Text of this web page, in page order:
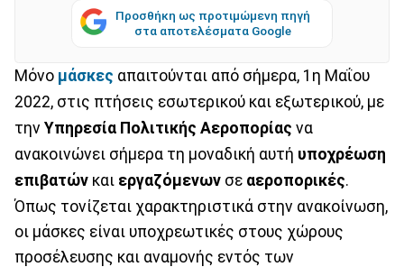
Προσθήκη ως προτιμώμενη πηγή
στα αποτελέσματα Google
Μόνο μάσκες απαιτούνται από σήμερα, 1η Μαΐου
2022, στις πτήσεις εσωτερικού και εξωτερικού, με
την Υπηρεσία Πολιτικής Αεροπορίας να
ανακοινώνει σήμερα τη μοναδική αυτή υποχρέωση
επιβατών και εργαζόμενων σε αεροπορικές.
Όπως τονίζεται χαρακτηριστικά στην ανακοίνωση,
οι μάσκες είναι υποχρεωτικές στους χώρους
προσέλευσης και αναμονής εντός των